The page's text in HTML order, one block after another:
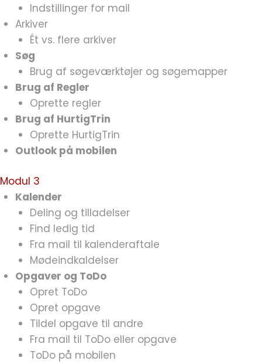
Indstillinger for mail
Arkiver
Ét vs. flere arkiver
Søg
Brug af søgeværktøjer og søgemapper
Brug af Regler
Oprette regler
Brug af HurtigTrin
Oprette HurtigTrin
Outlook på mobilen
Modul 3
Kalender
Deling og tilladelser
Find ledig tid
Fra mail til kalenderaftale
Mødeindkaldelser
Opgaver og ToDo
Opret ToDo
Opret opgave
Tildel opgave til andre
Fra mail til ToDo eller opgave
ToDo på mobilen